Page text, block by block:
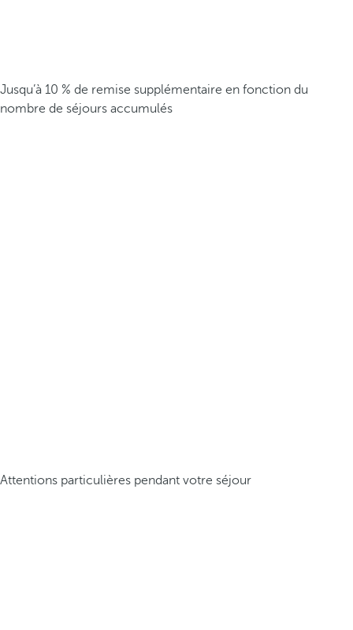
Jusqu’à 10 % de remise supplémentaire en fonction du
nombre de séjours accumulés
Attentions particulières pendant votre séjour